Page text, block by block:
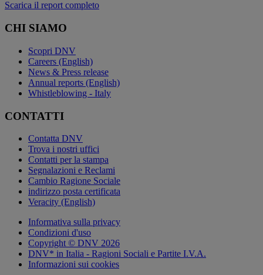
Scarica il report completo
CHI SIAMO
Scopri DNV
Careers (English)
News & Press release
Annual reports (English)
Whistleblowing - Italy
CONTATTI
Contatta DNV
Trova i nostri uffici
Contatti per la stampa
Segnalazioni e Reclami
Cambio Ragione Sociale
indirizzo posta certificata
Veracity (English)
Informativa sulla privacy
Condizioni d'uso
Copyright © DNV 2026
DNV* in Italia - Ragioni Sociali e Partite I.V.A.
Informazioni sui cookies